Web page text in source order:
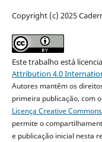
Copyright (c) 2025
Este trabalho está
Attribution 4.0
Autores mantêm os
primeira publicação, com
Licença Creative
permite o
e publicação inicial nesta